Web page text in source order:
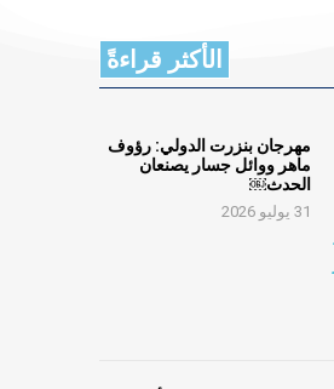
الأكثر قراءةً
مهرجان بنزرت الدولي: رؤوف
ماهر ووائل جسار يصنعان
الحدث￼
31 يوليو 2026